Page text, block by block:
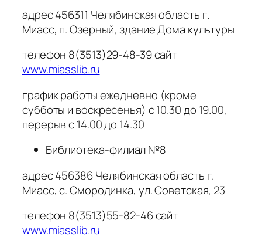
адрес 456311 Челябинская область г.
Миасс, п. Озерный, здание Дома культуры
телефон 8(3513)29-48-39 сайт
www.miasslib.ru
график работы ежедневно (кроме
субботы и воскресенья) с 10.30 до 19.00,
перерыв с 14.00 до 14.30
Библиотека-филиал №8
адрес 456386 Челябинская область г.
Миасс, с. Смородинка, ул. Советская, 23
телефон 8(3513)55-82-46 сайт
www.miasslib.ru